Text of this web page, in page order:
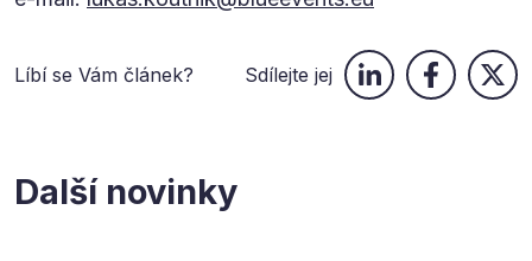
Líbí se Vám článek? Sdílejte jej
Další novinky